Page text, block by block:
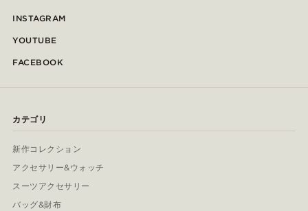
INSTAGRAM
YOUTUBE
FACEBOOK
カテゴリ
新作コレクション
アクセサリー&ウォッチ
スーツアクセサリー
バッグ&財布